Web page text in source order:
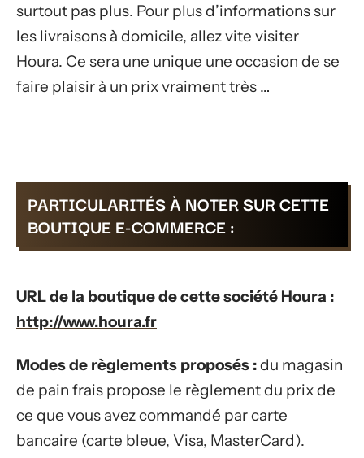
surtout pas plus. Pour plus d’informations sur
les livraisons à domicile, allez vite visiter
Houra. Ce sera une unique une occasion de se
faire plaisir à un prix vraiment très …
PARTICULARITÉS À NOTER SUR CETTE
BOUTIQUE E-COMMERCE :
URL de la boutique de cette société Houra :
http://www.houra.fr
Modes de règlements proposés :du magasin
de pain frais propose le règlement du prix de
ce que vous avez commandé par carte
bancaire (carte bleue, Visa, MasterCard).